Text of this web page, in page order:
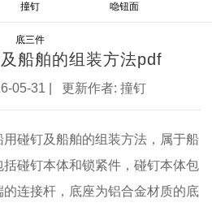
撞钉 喼钮面
底三件
船舶的组装方法pdf
05-31 | 更新作者: 撞钉
碰钉及船舶的组装方法，属于船
碰钉本体和锁紧件，碰钉本体包
连接杆，底座为铝合金材质的底